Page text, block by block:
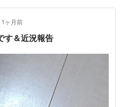
kayablog.net ---------------
1ヶ月前
す＆近況報告